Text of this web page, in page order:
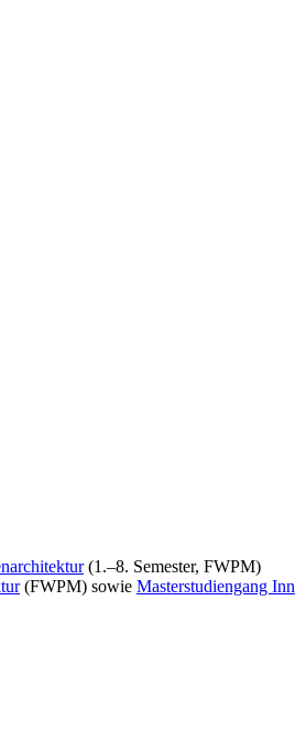
(1.–8. Semester, FWPM)
(FWPM) sowie Masterstudiengang